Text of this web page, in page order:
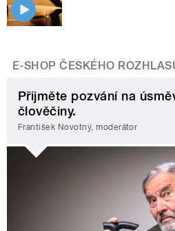
E-SHOP ČESKÉHO
Přijměte pozvání na
člověčiny.
František Novotný, moderátor